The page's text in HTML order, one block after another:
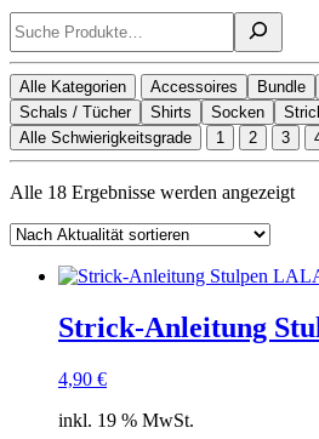
Suchen
Alle Kategorien Accessoires Bundle
Schals / Tücher
Shirts Socken
Alle Schwierigkeitsgrade
1 2 3
Alle 18 Ergebnisse werden angezeigt
Strick-Anleitung
4,90 €
inkl. 19 % MwSt.